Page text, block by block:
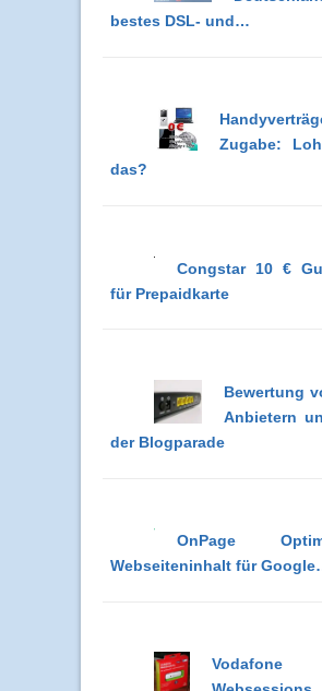
bestes DSL- und…
Zugabe:
das?
Congstar 10 €
für Prepaidkarte
Bewertung
Anbietern
der Blogparade
OnPage
Webseiteninhalt für
Vodafone